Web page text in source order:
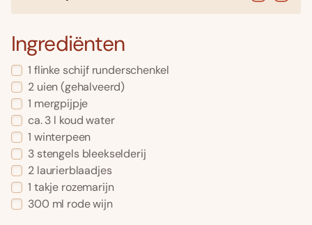
Ingrediënten
1 flinke schijf runderschenkel
2 uien(gehalveerd)
1 mergpijpje
ca. 3 l koud water
1 winterpeen
3 stengels bleekselderij
2 laurierblaadjes
1 takje rozemarijn
300 ml rode wijn